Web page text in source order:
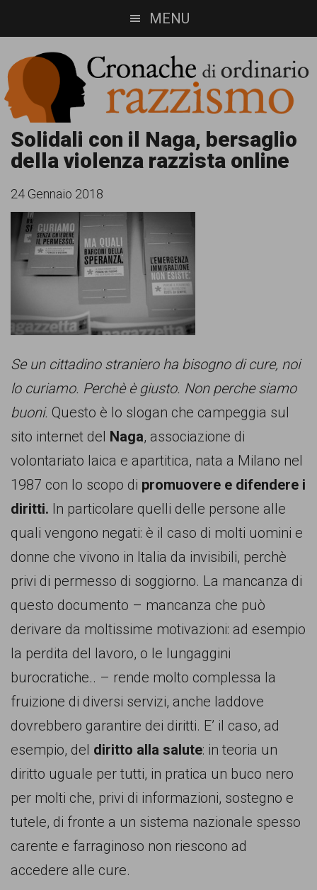
to
main
content
to
footer
MENU
Cronache
di
ordinario
razzismo
Cronachediordinariorazzismo.org
informazione,
approfondimento
comunicazione
dedicato
fenomeno
del
razzismo
curato
da
Lunaria
collaborazione
con
persone,
associazioni
movimenti
che
battono
per
pari
opportunità
Solidali con il Naga, bersaglio
della violenza razzista online
24 Gennaio 2018
Se un cittadino straniero ha bisogno di cure, noi
lo curiamo. Perchè è giusto. Non perche siamo
buoni. Questo è lo slogan che campeggia sul
sito internet del Naga, associazione di
volontariato laica e apartitica, nata a Milano nel
1987 con lo scopo di promuovere e difendere i
diritti. In particolare quelli delle persone alle
quali vengono negati: è il caso di molti uomini e
donne che vivono in Italia da invisibili, perchè
privi di permesso di soggiorno. La mancanza di
questo documento – mancanza che può
derivare da moltissime motivazioni: ad esempio
la perdita del lavoro, o le lungaggini
burocratiche.. – rende molto complessa la
fruizione di diversi servizi, anche laddove
dovrebbero garantire dei diritti. E’ il caso, ad
esempio, del diritto alla salute: in teoria un
diritto uguale per tutti, in pratica un buco nero
per molti che, privi di informazioni, sostegno e
tutele, di fronte a un sistema nazionale spesso
carente e farraginoso non riescono ad
accedere alle cure.